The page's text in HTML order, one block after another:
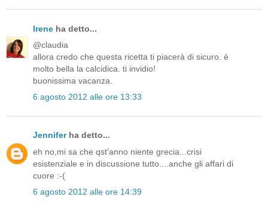
Irene ha detto...
@claudia
allora credo che questa ricetta ti piacerà di sicuro. è
molto bella la calcidica. ti invidio!
buonissima vacanza.
6 agosto 2012 alle ore 13:33
Jenniferha detto...
eh no,mi sa che qst'anno niente grecia...crisi
esistenziale e in discussione tutto....anche gli affari di
cuore :-(
6 agosto 2012 alle ore 14:39